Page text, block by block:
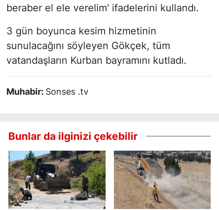
beraber el ele verelim' ifadelerini kullandı.
3 gün boyunca kesim hizmetinin
sunulacağını söyleyen Gökçek, tüm
vatandaşların Kurban bayramını kutladı.
Muhabir: Sonses .tv
Bunlar da ilginizi çekebilir